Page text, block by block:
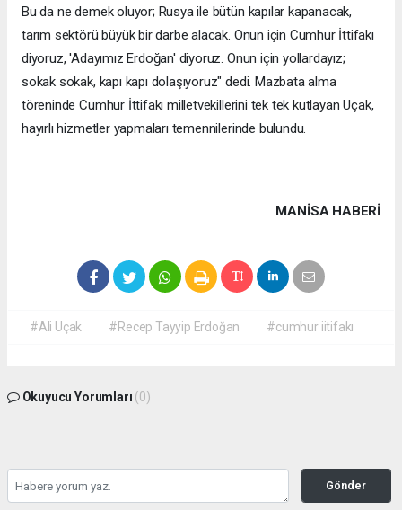
Bu da ne demek oluyor; Rusya ile bütün kapılar kapanacak,
tarım sektörü büyük bir darbe alacak. Onun için Cumhur İttifakı
diyoruz, 'Adayımız Erdoğan' diyoruz. Onun için yollardayız;
sokak sokak, kapı kapı dolaşıyoruz" dedi. Mazbata alma
töreninde Cumhur İttifakı milletvekillerini tek tek kutlayan Uçak,
hayırlı hizmetler yapmaları temennilerinde bulundu.
MANISA HABERİ
#Ali Uçak #Recep Tayyip Erdoğan #cumhur iitifakı
Okuyucu Yorumları (0)
Gönder